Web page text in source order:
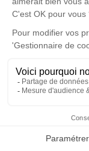
Faire-part
Un service de
disponible ici.
Cérémonie
Sève